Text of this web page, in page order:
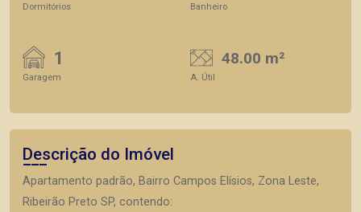
Dormitórios Banheiro
1
Garagem
48.00 m²
A. Útil
Descrição do Imóvel
Apartamento padrão, Bairro Campos Elísios, Zona Leste,
Ribeirão Preto SP, contendo: